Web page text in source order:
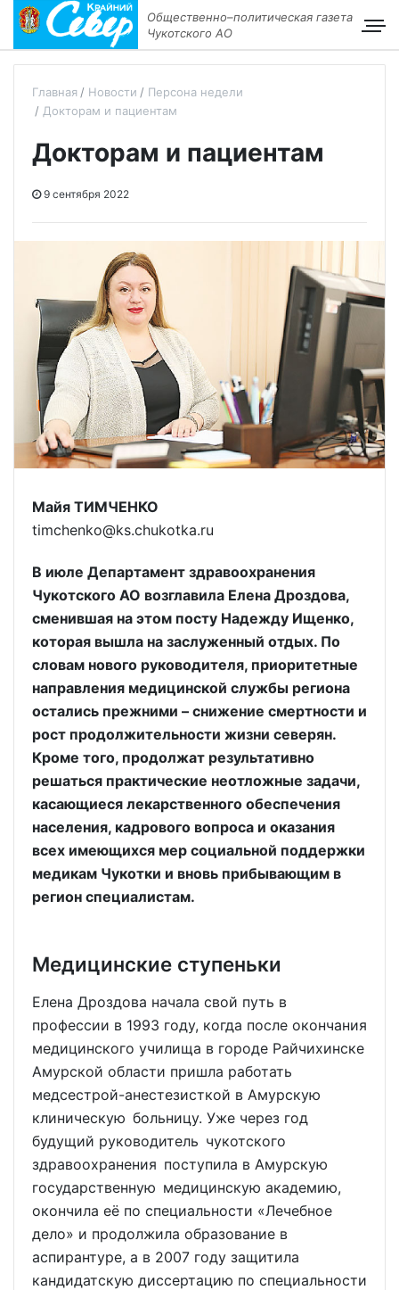
Общественно–политическая газета
Чукотского АО
Главная Новости
Персона недели
Докторам и пациентам
Докторам и пациентам
9 сентября 2022
Майя ТИМЧЕНКО
timchenko@ks.chukotka.ru
В июле Департамент здравоохранения
Чукотского АО возглавила Елена Дроздова,
сменившая на этом посту Надежду Ищенко,
которая вышла на заслуженный отдых. По
словам нового руководителя, приоритетные
направления медицинской службы региона
остались прежними – снижение смертности и
рост продолжительности жизни северян.
Кроме того, продолжат результативно
решаться практические неотложные задачи,
касающиеся лекарственного обеспечения
населения, кадрового вопроса и оказания
всех имеющихся мер социальной поддержки
медикам Чукотки и вновь прибывающим в
регион специалистам.
Медицинские ступеньки
Елена Дроздова начала свой путь в
профессии в 1993 году, когда после окончания
медицинского училища в городе Райчихинске
Амурской области пришла работать
медсестрой-анестезисткой в Амурскую
клиническую больницу. Уже через год
будущий руководитель чукотского
здравоохранения поступила в Амурскую
государственную медицинскую академию,
окончила её по специальности «Лечебное
дело» и продолжила образование в
аспирантуре, а в 2007 году защитила
кандидатскую диссертацию по специальности